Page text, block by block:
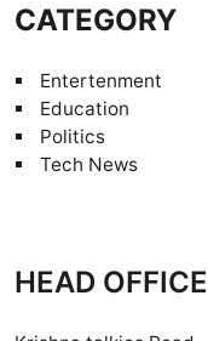
CATEGORY
Entertenment
Education
Politics
Tech News
HEAD OFFICE